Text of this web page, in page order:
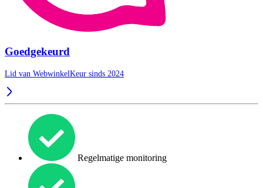
Goedgekeurd
Lid van WebwinkelKeur sinds 2024
Regelmatige monitoring